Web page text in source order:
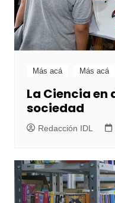
Más acá Más acá
La Ciencia en
sociedad
Redacción IDL